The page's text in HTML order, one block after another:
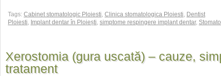
Tags: Cabinet stomatologic Ploiesti, Clinica stomatologica Ploiesti, Dentist
Ploiesti, Implant dentar în Ploiești, simptome respingere implant dentar,
Xerostomia (gura uscată) – cauze,
tratament